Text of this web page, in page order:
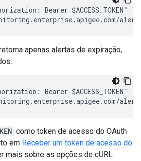
Bearer $ACCESS_TOKEN" \
apenas alertas de expiração,
Bearer $ACCESS_TOKEN" \
como token de acesso do OAuth
em Receber um token de acesso do
mais sobre as opções de cURL